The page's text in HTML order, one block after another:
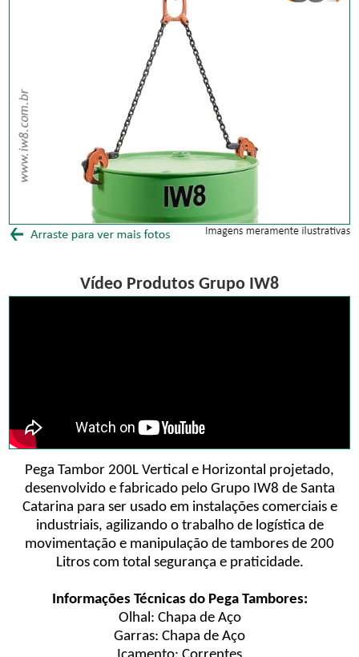
Vídeo Produtos Grupo IW8
Pega Tambor 200L Vertical e Horizontal projetado,
desenvolvido e fabricado pelo Grupo IW8 de Santa
Catarina para ser usado em instalações comerciais e
industriais, agilizando o trabalho de logística de
movimentação e manipulação de tambores de 200
Litros com total segurança e praticidade.
Informações Técnicas do Pega Tambores:
Olhal: Chapa de Aço
Garras: Chapa de Aço